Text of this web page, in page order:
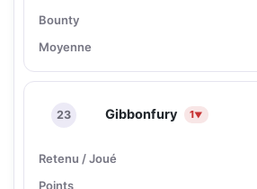
23 Gibbonfury 1▼